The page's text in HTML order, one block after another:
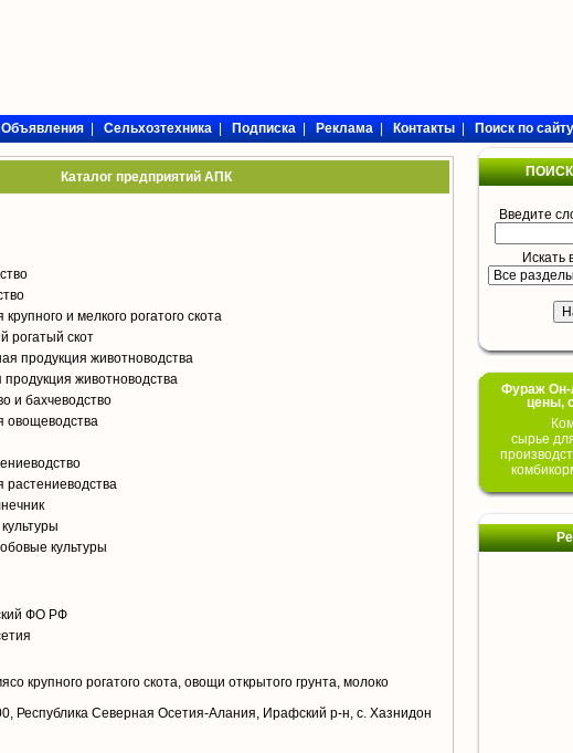
Объявления|Сельхозтехника|Подписка|Реклама|Контакты|Поиск по сайту
Каталог предприятий АПК
крупного и мелкого рогатого скота
рогатый скот
продукция животноводства
продукция животноводства
и бахчеводство
овощеводства
растениеводства
культуры
ФО РФ
крупного рогатого скота, овощи открытого грунта, молоко
Республика Северная Осетия-Алания, Ирафский р-н, с. Хазнидон
Введите
Искать
Фураж Он-
цены,
сырье